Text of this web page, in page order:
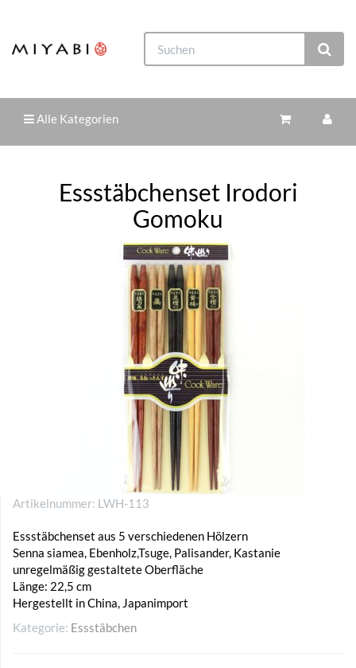
Alle Kategorien
Essstäbchenset Irodori
Gomoku
Artikelnummer: LWH-113
Essstäbchenset aus 5 verschiedenen Hölzern
Senna siamea, Ebenholz,Tsuge, Palisander, Kastanie
unregelmäßig gestaltete Oberfläche
Länge: 22,5 cm
Hergestellt in China, Japanimport
Kategorie: Essstäbchen